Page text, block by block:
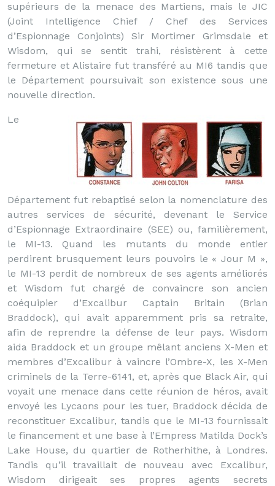
supérieurs de la menace des Martiens, mais le JIC
(Joint Intelligence Chief / Chef des Services
d’Espionnage Conjoints) Sir Mortimer Grimsdale et
Wisdom, qui se sentit trahi, résistèrent à cette
fermeture et Alistaire fut transféré au MI6 tandis que
le Département poursuivait son existence sous une
nouvelle direction.
Le
Département fut rebaptisé selon la nomenclature des
autres services de sécurité, devenant le Service
d’Espionnage Extraordinaire (SEE) ou, familièrement,
le MI-13. Quand les mutants du monde entier
perdirent brusquement leurs pouvoirs le « Jour M »,
le MI-13 perdit de nombreux de ses agents améliorés
et Wisdom fut chargé de convaincre son ancien
coéquipier d’Excalibur Captain Britain (Brian
Braddock), qui avait apparemment pris sa retraite,
afin de reprendre la défense de leur pays. Wisdom
aida Braddock et un groupe mêlant anciens X-Men et
membres d’Excalibur à vaincre l’Ombre-X, les X-Men
criminels de la Terre-6141, et, après que Black Air, qui
voyait une menace dans cette réunion de héros, avait
envoyé les Lycaons pour les tuer, Braddock décida de
reconstituer Excalibur, tandis que le MI-13 fournissait
le financement et une base à l’Empress Matilda Dock’s
Lake House, du quartier de Rotherhithe, à Londres.
Tandis qu’il travaillait de nouveau avec Excalibur,
Wisdom dirigeait ses propres agents secrets